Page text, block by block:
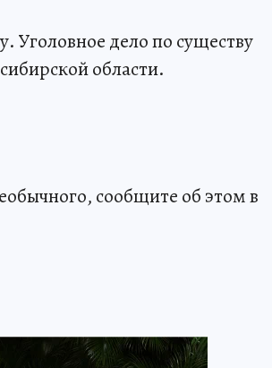
Уголовное дело по существу
области.
сообщите об этом в